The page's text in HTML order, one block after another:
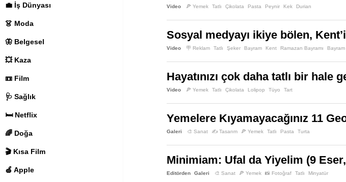
💼 İş Dünyası
👗 Moda
🦋 Belgesel
💥 Kaza
📼 Film
🩺 Sağlık
🛏️ Netflix
🌈 Doğa
🎬 Kısa Film
🍏 Apple
Video 🍕 Yemek Tatlı Çikolata Pasta Peynir Kek Durian
Sosyal medyayı ikiye bölen,
Video 🪧 Reklam Tatlı Şeker Bayram Kent Ramazan Bayramı
Hayatınızı çok daha tatlı bir
Video 🍕 Yemek Tatlı Çikolata Lolipop Tüyo Tart
Yemelere Kıyamayacağınız 11
Galeri 🎨 Sanat ✍️ Tasarım 🍕 Yemek Tatlı Pasta Turta
Minimiam: Ufal da Yiyelim (9
Editörden Galeri 🎨 Sanat 🍕 Yemek 📸 Fotoğraf Tatlı Minyatür